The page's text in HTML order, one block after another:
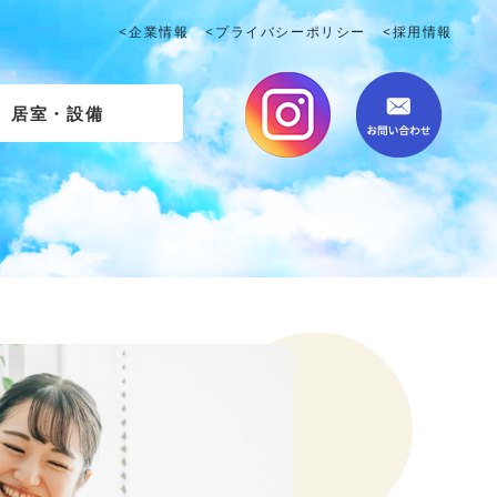
<企業情報 <プライバシーポリシー <採用情報
居室・設備